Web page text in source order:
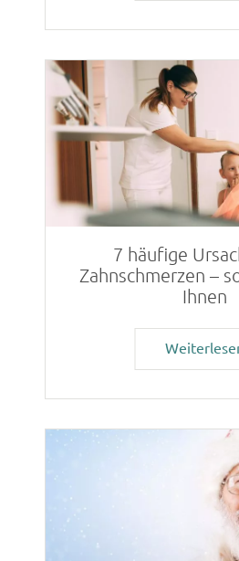
7 häufige
Zahnschmerzen –
Ihnen